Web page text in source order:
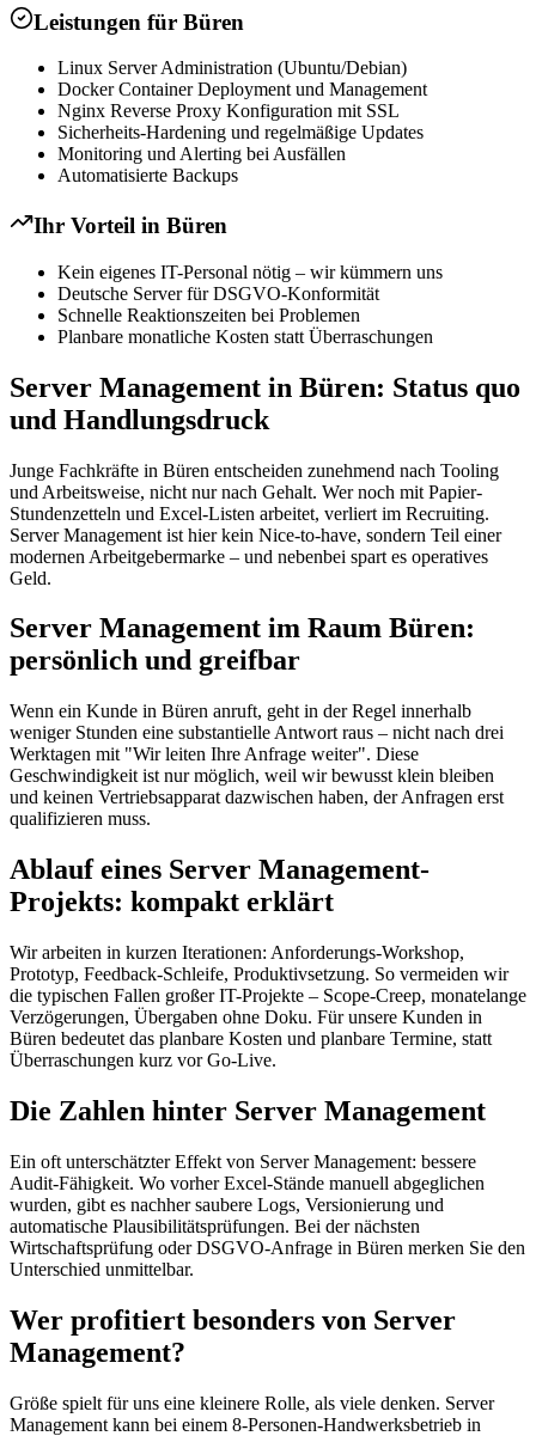
Leistungen für Büren
Linux Server Administration (Ubuntu/Debian)
Docker Container Deployment und Management
Nginx Reverse Proxy Konfiguration mit SSL
Sicherheits-Hardening und regelmäßige Updates
Monitoring und Alerting bei Ausfällen
Automatisierte Backups
Ihr Vorteil in Büren
Kein eigenes IT-Personal nötig – wir kümmern uns
Deutsche Server für DSGVO-Konformität
Schnelle Reaktionszeiten bei Problemen
Planbare monatliche Kosten statt Überraschungen
Server Management in Büren: Status quo
und Handlungsdruck
Junge Fachkräfte in Büren entscheiden zunehmend nach Tooling
und Arbeitsweise, nicht nur nach Gehalt. Wer noch mit Papier-
Stundenzetteln und Excel-Listen arbeitet, verliert im Recruiting.
Server Management ist hier kein Nice-to-have, sondern Teil einer
modernen Arbeitgebermarke – und nebenbei spart es operatives
Geld.
Server Management im Raum Büren:
persönlich und greifbar
Wenn ein Kunde in Büren anruft, geht in der Regel innerhalb
weniger Stunden eine substantielle Antwort raus – nicht nach drei
Werktagen mit "Wir leiten Ihre Anfrage weiter". Diese
Geschwindigkeit ist nur möglich, weil wir bewusst klein bleiben
und keinen Vertriebsapparat dazwischen haben, der Anfragen erst
qualifizieren muss.
Ablauf eines Server Management-
Projekts: kompakt erklärt
Wir arbeiten in kurzen Iterationen: Anforderungs-Workshop,
Prototyp, Feedback-Schleife, Produktivsetzung. So vermeiden wir
die typischen Fallen großer IT-Projekte – Scope-Creep, monatelange
Verzögerungen, Übergaben ohne Doku. Für unsere Kunden in
Büren bedeutet das planbare Kosten und planbare Termine, statt
Überraschungen kurz vor Go-Live.
Die Zahlen hinter Server Management
Ein oft unterschätzter Effekt von Server Management: bessere
Audit-Fähigkeit. Wo vorher Excel-Stände manuell abgeglichen
wurden, gibt es nachher saubere Logs, Versionierung und
automatische Plausibilitätsprüfungen. Bei der nächsten
Wirtschaftsprüfung oder DSGVO-Anfrage in Büren merken Sie den
Unterschied unmittelbar.
Wer profitiert besonders von Server
Management?
Größe spielt für uns eine kleinere Rolle, als viele denken. Server
Management kann bei einem 8-Personen-Handwerksbetrieb in